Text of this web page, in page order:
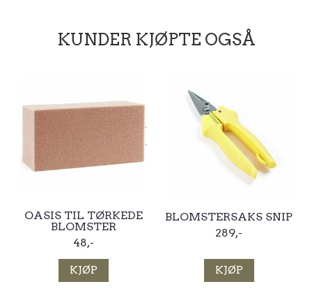
KUNDER KJØPTE OGSÅ
OASIS TIL TØRKEDE
BLOMSTER
48,-
KJØP
BLOMSTERSAKS SNIP
289,-
KJØP